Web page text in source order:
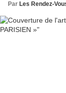
Par Les Rendez-